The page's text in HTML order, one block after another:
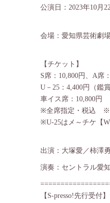
公演日：2023年10月
会場：愛知県芸術劇
【チケット】
S席：10,800円、A席
U－25：4,400円（鑑
車イス席：10,800円
※全席指定・税込 ※
※U-25はメ～チケ【
出演：大塚愛／柿澤
演奏：セントラル愛
【S-presso!先行受付